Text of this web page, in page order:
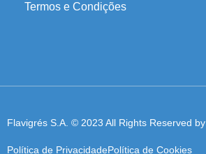
Termos e Condições
Flavigrés S.A. © 2023 All Rights Reserved by
Política de PrivacidadePolítica de Cookies